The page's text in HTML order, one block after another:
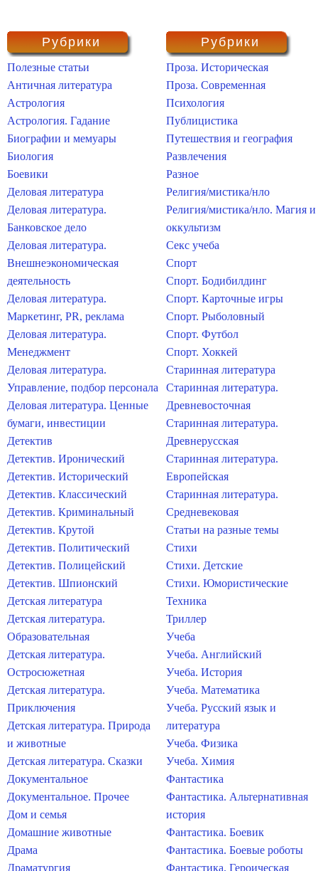
Рубрики
Полезные статьи
Античная литература
Астрология
Астрология. Гадание
Биографии и мемуары
Биология
Боевики
Деловая литература
Деловая литература.
Банковское дело
Деловая литература.
Внешнеэкономическая
деятельность
Деловая литература.
Маркетинг, PR, реклама
Деловая литература.
Менеджмент
Деловая литература.
Управление, подбор персонала
Деловая литература. Ценные
бумаги, инвестиции
Детектив
Детектив. Иронический
Детектив. Исторический
Детектив. Классический
Детектив. Криминальный
Детектив. Крутой
Детектив. Политический
Детектив. Полицейский
Детектив. Шпионский
Детская литература
Детская литература.
Образовательная
Детская литература.
Остросюжетная
Детская литература.
Приключения
Детская литература. Природа
и животные
Детская литература. Сказки
Документальное
Документальное. Прочее
Дом и семья
Домашние животные
Драма
Драматургия
Рубрики
Проза. Историческая
Проза. Современная
Психология
Публицистика
Путешествия и география
Развлечения
Разное
Религия/мистика/нло
Религия/мистика/нло. Магия и
оккультизм
Секс учеба
Спорт
Спорт. Бодибилдинг
Спорт. Карточные игры
Спорт. Рыболовный
Спорт. Футбол
Спорт. Хоккей
Старинная литература
Старинная литература.
Древневосточная
Старинная литература.
Древнерусская
Старинная литература.
Европейская
Старинная литература.
Средневековая
Статьи на разные темы
Стихи
Стихи. Детские
Стихи. Юмористические
Техника
Триллер
Учеба
Учеба. Английский
Учеба. История
Учеба. Математика
Учеба. Русский язык и
литература
Учеба. Физика
Учеба. Химия
Фантастика
Фантастика. Альтернативная
история
Фантастика. Боевик
Фантастика. Боевые роботы
Фантастика. Героическая